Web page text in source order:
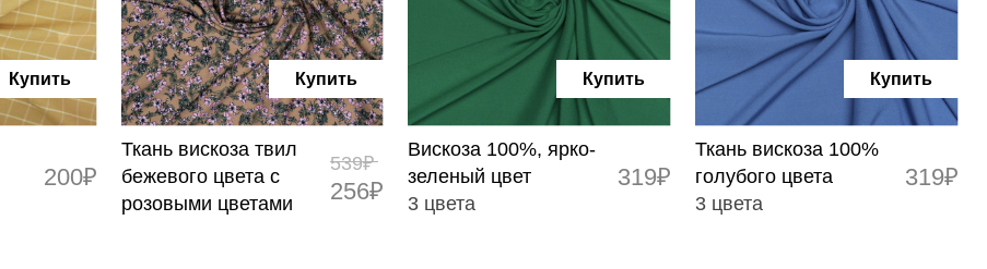
Купить
200₽
Купить
Ткань вискоза твил
бежевого цвета с
розовыми цветами
539₽
256₽
Купить
Вискоза 100%, ярко-
зеленый цвет
3 цвета
319₽
Купить
Ткань вискоза 100%
голубого цвета
3 цвета
319₽